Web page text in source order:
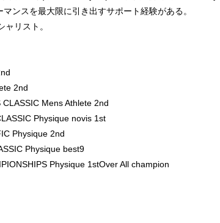
ンスを最大限に引き出すサポート経験がある。
リスト。
2nd
CLASSIC Mens Athlete 2nd
Physique novis 1st
Physique 2nd
Physique best9
Physique 1stOver All champion